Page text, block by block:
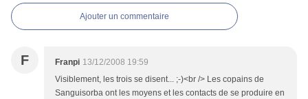
Ajouter un commentaire
F Franpi 13/12/2008 19:59
Visiblement, les trois se disent... ;-)<br /> Les copains de
Sanguisorba ont les moyens et les contacts de se produire en